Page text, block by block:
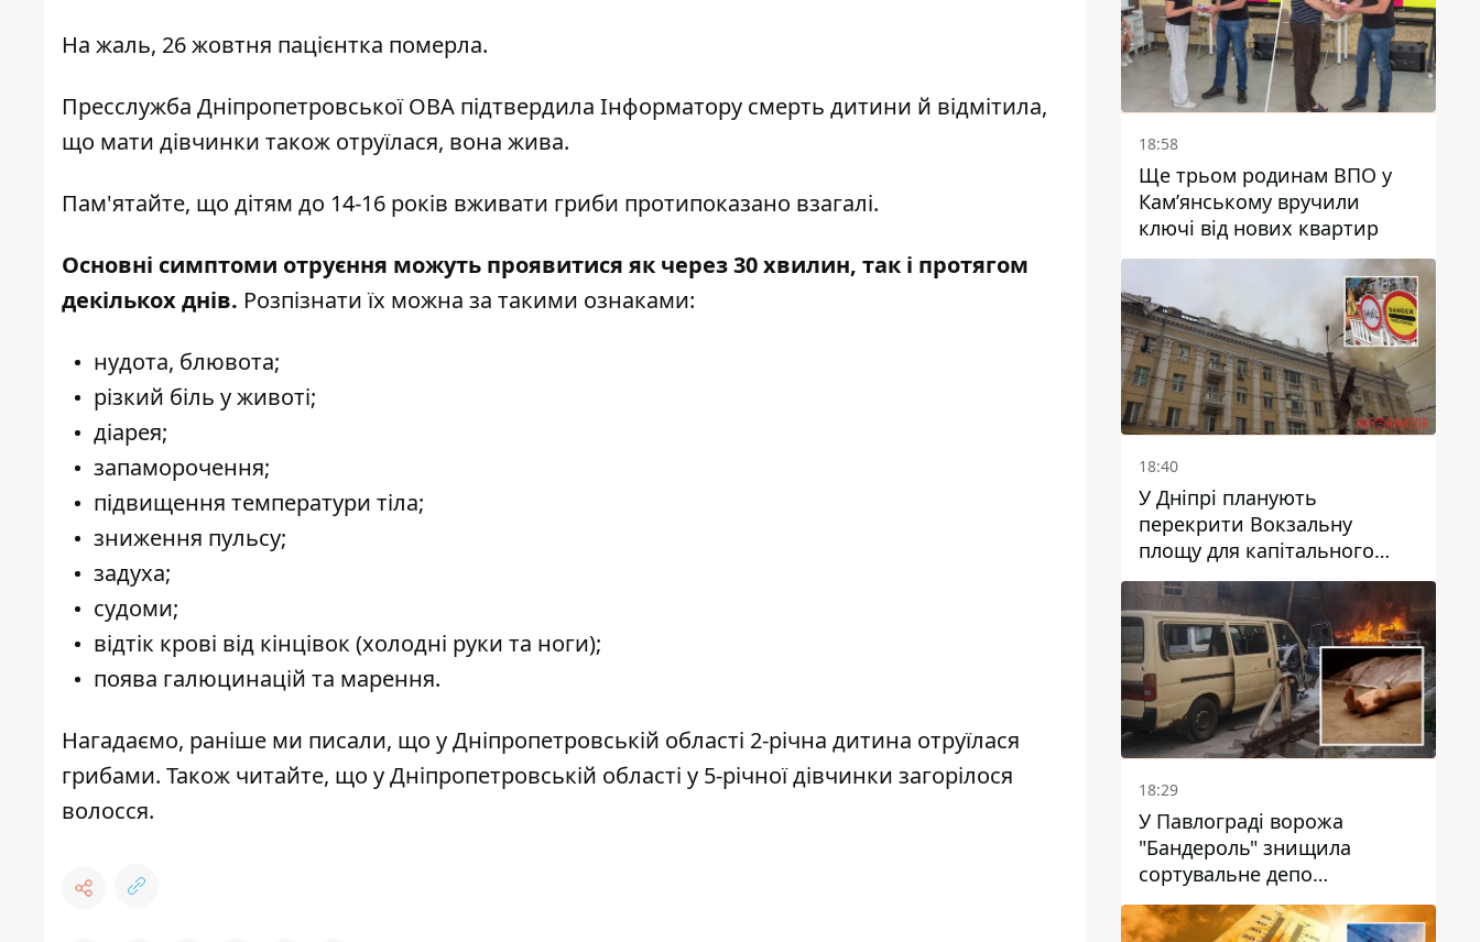
На жаль, 26 жовтня пацієнтка померла.
Пресслужба Дніпропетровської ОВА підтвердила Інформатору смерть дитини й відмітила,
що мати дівчинки також отруїлася, вона жива.
Пам'ятайте, що дітям до 14-16 років вживати гриби протипоказано взагалі.
Основні симптоми отруєння можуть проявитися як через 30 хвилин, так і протягом
декількох днів. Розпізнати їх можна за такими ознаками:
нудота, блювота;
різкий біль у животі;
діарея;
запаморочення;
підвищення температури тіла;
зниження пульсу;
задуха;
судоми;
відтік крові від кінцівок (холодні руки та ноги);
поява галюцинацій та марення.
Нагадаємо, раніше ми писали, що у Дніпропетровській області 2-річна дитина отруїлася
грибами. Також читайте, що у Дніпропетровській області у 5-річної дівчинки загорілося
волосся.
18:58
Ще трьом родинам ВПО у
Кам’янському вручили
ключі від нових квартир
18:40
У Дніпрі планують
перекрити Вокзальну
площу для капітального
ремонту будинку, в який
влучила ворожа ракета: які
терміни
18:29
У Павлограді ворожа
"Бандероль" знищила
сортувальне депо
"Укрпошти" та вбила двох
працівниць